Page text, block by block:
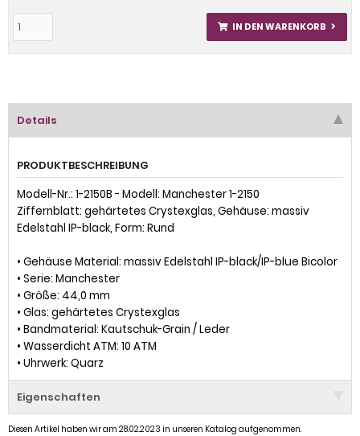
IN DEN WARENKORB
Details
PRODUKTBESCHREIBUNG
Modell-Nr.: 1-2150B - Modell: Manchester 1-2150
Ziffernblatt: gehärtetes Crystexglas, Gehäuse: massiv
Edelstahl IP-black, Form: Rund
• Gehäuse Material: massiv Edelstahl IP-black/IP-blue Bicolor
• Serie: Manchester
• Größe: 44,0 mm
• Glas: gehärtetes Crystexglas
• Bandmaterial: Kautschuk-Grain / Leder
• Wasserdicht ATM: 10 ATM
• Uhrwerk: Quarz
Eigenschaften
Diesen Artikel haben wir am 28.02.2023 in unseren Katalog aufgenommen.